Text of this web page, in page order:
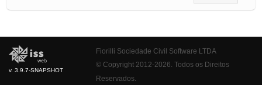
v. 3.9.7-SNAPSHOT
Fiorilli Sociedade Civil Software LTDA
© Copyright 2012-2026. Todos os Direitos
Reservados.